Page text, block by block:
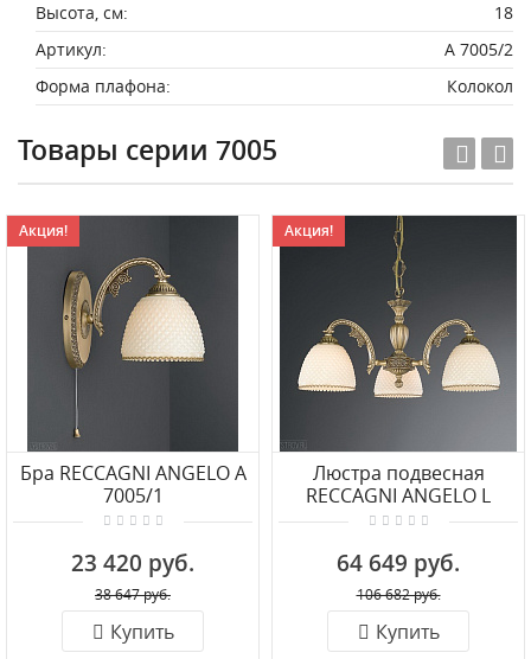
Высота, см:
18
Артикул:
A 7005/2
Форма плафона:
Колокол
Товары серии 7005
Акция!
Бра RECCAGNI ANGELO A
7005/1
23 420 руб.
38 647 руб.
Купить
Акция!
Люстра подвесная
RECCAGNI ANGELO L
7005/3
64 649 руб.
106 682 руб.
Купить